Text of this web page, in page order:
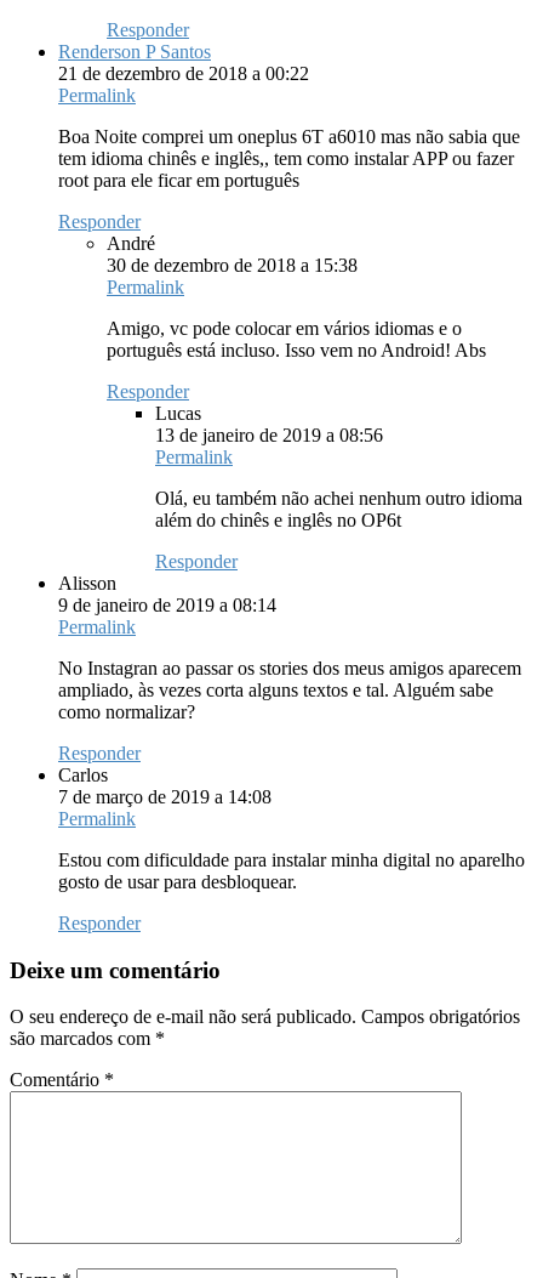
Responder
Renderson P Santos
21 de dezembro de 2018 a 00:22
Permalink
Boa Noite comprei um oneplus 6T a6010 mas não sabia que
tem idioma chinês e inglês,, tem como instalar APP ou fazer
root para ele ficar em português
Responder
André
30 de dezembro de 2018 a 15:38
Permalink
Amigo, vc pode colocar em vários idiomas e o
português está incluso. Isso vem no Android! Abs
Responder
Lucas
13 de janeiro de 2019 a 08:56
Permalink
Olá, eu também não achei nenhum outro idioma
além do chinês e inglês no OP6t
Responder
Alisson
9 de janeiro de 2019 a 08:14
Permalink
No Instagran ao passar os stories dos meus amigos aparecem
ampliado, às vezes corta alguns textos e tal. Alguém sabe
como normalizar?
Responder
Carlos
7 de março de 2019 a 14:08
Permalink
Estou com dificuldade para instalar minha digital no aparelho
gosto de usar para desbloquear.
Responder
Deixe um comentário
O seu endereço de e-mail não será publicado. Campos obrigatórios
são marcados com *
Comentário *